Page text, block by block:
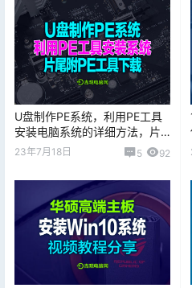
U盘制作PE系统，利用PE工具
安装电脑系统的详细方法，片
尾附PE工具下载
23年7月18日 5 92